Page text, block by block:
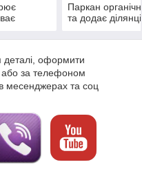
Паркан
та додає
деталі, оформити
або за телефоном
в месенджерах та соц